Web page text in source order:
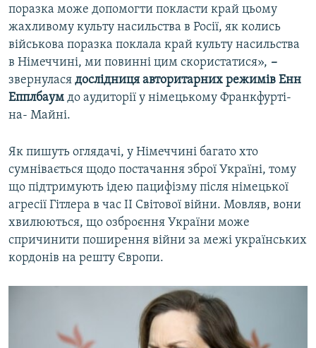
поразка може допомогти покласти край цьому
жахливому культу насильства в Росії, як колись
військова поразка поклала край культу насильства
в Німеччині, ми повинні цим скористатися», –
звернулася дослідниця авторитарних режимів Енн
Епплбаум до аудиторії у німецькому Франкфурті-
на- Майні.
Як пишуть оглядачі, у Німеччині багато хто
сумнівається щодо постачання зброї Україні, тому
що підтримують ідею пацифізму після німецької
агресії Гітлера в час II Світової війни. Мовляв, вони
хвилюються, що озброєння України може
спричинити поширення війни за межі українських
кордонів на решту Європи.